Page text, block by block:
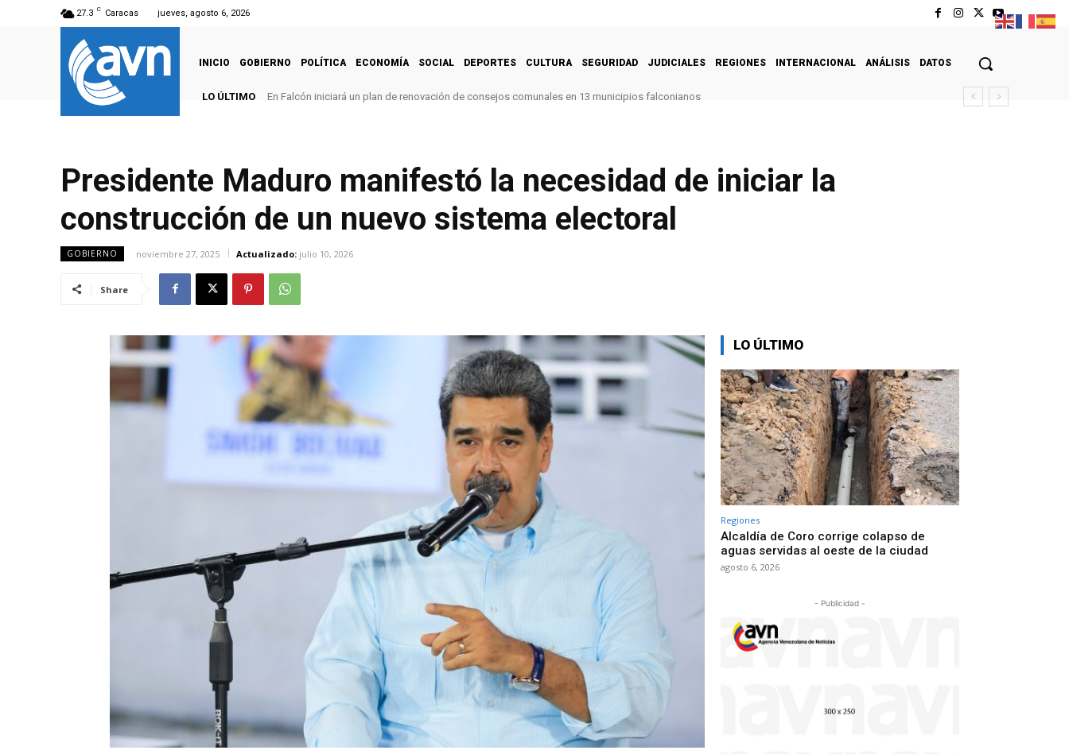
27.3 C Caracas jueves, agosto 6, 2026
INICIO GOBIERNO POLÍTICA ECONOMÍA SOCIAL DEPORTES CULTURA SEGURIDAD JUDICIALES REGIONES INTERNACIONAL ANÁLISIS DATOS
LO ÚLTIMO En Falcón iniciará un plan de renovación de consejos comunales en 13 municipios falconianos
Presidente Maduro manifestó la necesidad de iniciar la
construcción de un nuevo sistema electoral
GOBIERNO noviembre 27, 2025 Actualizado: julio 10, 2026
Share
LO ÚLTIMO
Regiones
Alcaldía de Coro corrige colapso de
aguas servidas al oeste de la ciudad
agosto 6, 2026
- Publicidad -